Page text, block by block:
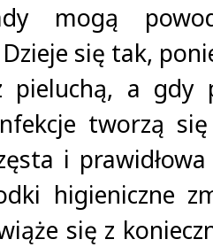
mogą
Dzieje się tak,
pieluchą, a gdy
tworzą się
i
higieniczne
się z